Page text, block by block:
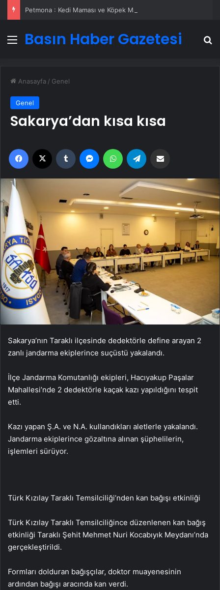
Menü
Basın Haber Gazetesi
Anasayfa / Genel
Genel
Sakarya’dan kısa kısa
Facebook Tumblr MessengerWhatsApp
Sakarya’nın Taraklı ilçesinde dedektörle define arayan 2
zanlı jandarma ekiplerince suçüstü yakalandı.
İlçe Jandarma Komutanlığı ekipleri, Hacıyakup Paşalar
Mahallesi’nde 2 dedektörle kaçak kazı yapıldığını tespit
etti.
Kazı yapan Ş.A. ve N.A. kullandıkları aletlerle yakalandı.
Jandarma ekiplerince gözaltına alınan şüphelilerin,
işlemleri sürüyor.
Türk Kızılay Taraklı Temsilciliği’nden kan bağışı etkinliği
Türk Kızılay Taraklı Temsilciliğince düzenlenen kan bağış
etkinliği Taraklı Şehit Mehmet Nuri Kocabıyık Meydanı’nda
gerçekleştirildi.
Formları dolduran bağışçılar, doktor muayenesinin
ardından bağışı aracında kan verdi.